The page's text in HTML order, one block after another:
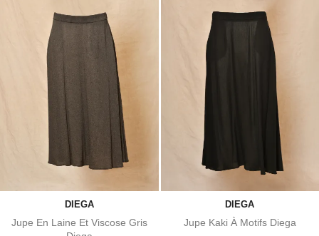
DIEGA
Jupe En Laine Et Viscose Gris
DIEGA
Jupe Kaki À Motifs Diega